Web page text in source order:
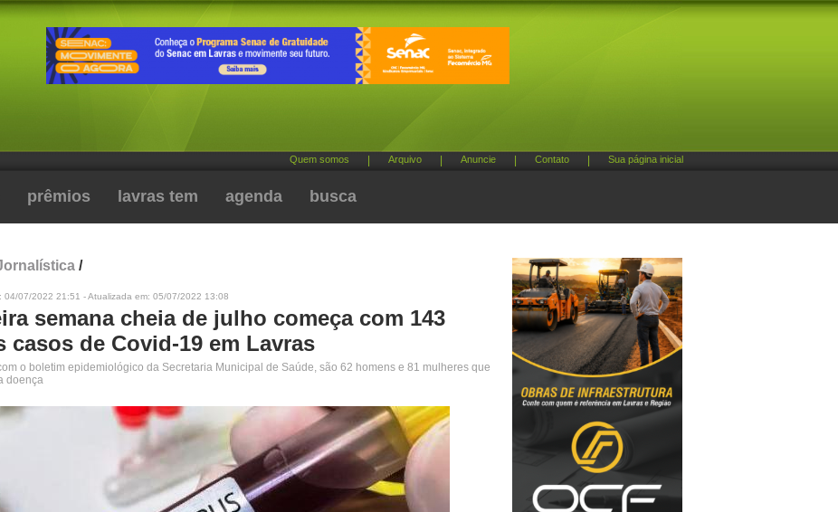
Quem somos Arquivo Anuncie Contato Sua página inicial
prêmios lavras tem agenda busca
/
04/07/2022 21:51 - Atualizada em: 05/07/2022 13:08
semana cheia de julho começa com 143
casos de Covid-19 em Lavras
o boletim epidemiológico da Secretaria Municipal de Saúde, são 62 homens e 81 mulheres que
doença